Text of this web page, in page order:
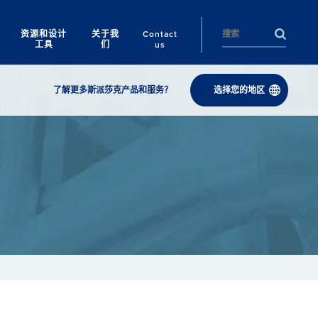
资源和设计
工具
关于我
们
Contact
us
了解更多斯派莎克产品和服务？ 选择您的地区